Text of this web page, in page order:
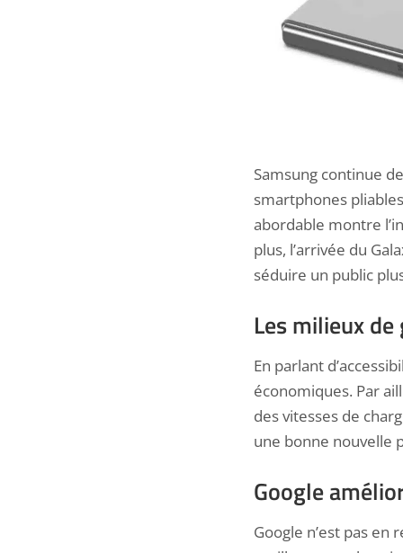
Samsung continue
smartphones
abordable montre
plus, l’arrivée du
séduire un public
Les milieux
En parlant
économiques. Par
des vitesses de
une bonne nouvelle
Google
Google n’est pas